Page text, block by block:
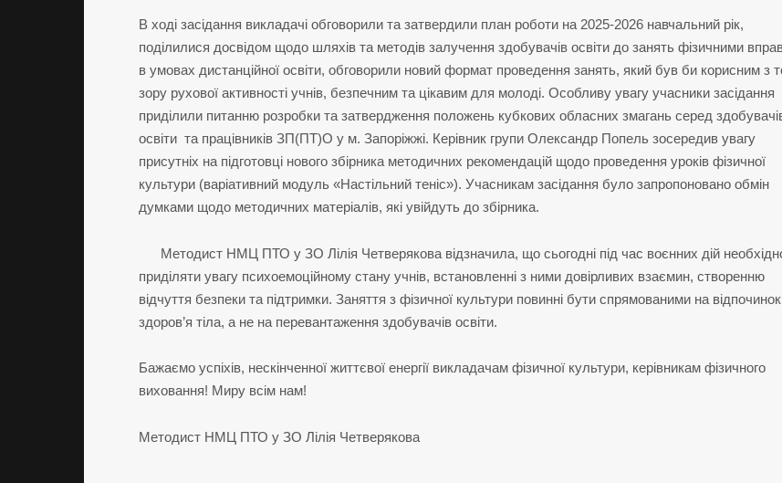
В ході засідання викладачі обговорили та затвердили план роботи на 2025-2026 навчальний рік,
поділилися досвідом щодо шляхів та методів залучення здобувачів освіти до занять фізичними
в умовах дистанційної освіти, обговорили новий формат проведення занять, який був би корисним з
зору рухової активності учнів, безпечним та цікавим для молоді. Особливу увагу учасники засідання
приділили питанню розробки та затвердження положень кубкових обласних змагань серед
освіти та працівників ЗП(ПТ)О у м. Запоріжжі. Керівник групи Олександр Попель зосередив увагу
присутніх на підготовці нового збірника методичних рекомендацій щодо проведення уроків фізичної
культури (варіативний модуль «Настільний теніс»). Учасникам засідання було запропоновано обмін
думками щодо методичних матеріалів, які увійдуть до збірника.
Методист НМЦ ПТО у ЗО Лілія Четверякова відзначила, що сьогодні під час воєнних дій
приділяти увагу психоемоційному стану учнів, встановленні з ними довірливих взаємин, створенню
відчуття безпеки та підтримки. Заняття з фізичної культури повинні бути спрямованими на
здоров’я тіла, а не на перевантаження здобувачів освіти.
Бажаємо успіхів, нескінченної життєвої енергії викладачам фізичної культури, керівникам фізичного
виховання! Миру всім нам!
Методист НМЦ ПТО у ЗО Лілія Четверякова